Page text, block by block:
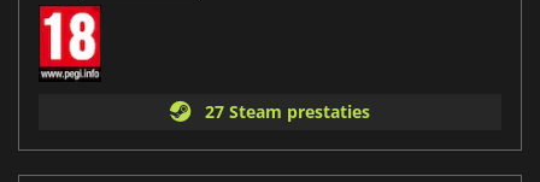
27 Steam prestaties